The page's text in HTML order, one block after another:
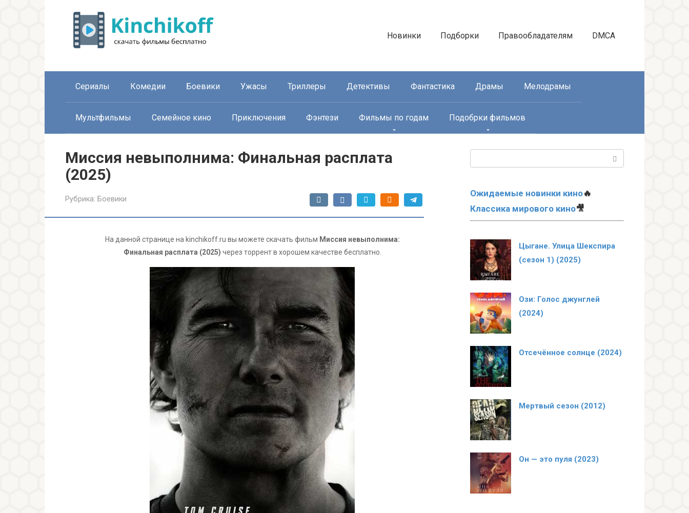
Новинки Подборки Правообладателям DMCA
Сериалы Комедии Боевики Ужасы Триллеры Детективы Фантастика Драмы Мелодрамы
Мультфильмы Семейное кино Приключения Фэнтези Фильмы по годам Подобрки фильмов
Миссия невыполнима: Финальная расплата
(2025)
Рубрика: Боевики
На данной странице на kinchikoff.ru вы можете скачать фильм Миссия невыполнима:
Финальная расплата (2025) через торрент в хорошем качестве бесплатно.
Ожидаемые новинки кино🔥
Классика мирового кино🎥
Цыгане. Улица Шекспира
(сезон 1) (2025)
Ози: Голос джунглей
(2024)
Отсечённое солнце (2024)
Мертвый сезон (2012)
Он — это пуля (2023)